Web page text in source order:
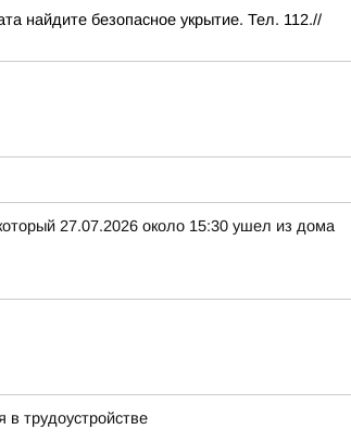
найдите безопасное укрытие. Тел. 112.//
27.07.2026 около 15:30 ушел из дома
в трудоустройстве